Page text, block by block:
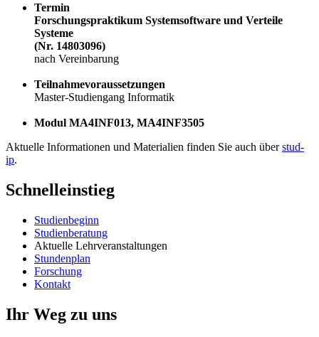
Termin
Forschungspraktikum Systemsoftware und Verteile
Systeme
(Nr. 14803096)
nach Vereinbarung
Teilnahmevoraussetzungen
Master-Studiengang Informatik
Modul MA4INF013, MA4INF3505
Aktuelle Informationen und Materialien finden Sie auch überstud-
ip.
Schnelleinstieg
Studienbeginn
Studienberatung
Aktuelle Lehrveranstaltungen
Stundenplan
Forschung
Kontakt
Ihr Weg zu uns